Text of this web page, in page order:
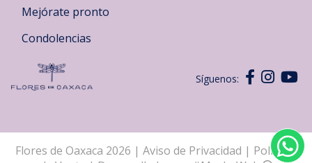
Mejórate pronto
Condolencias
Síguenos:
Flores de Oaxaca 2026 | Aviso de Privacidad | Políticas